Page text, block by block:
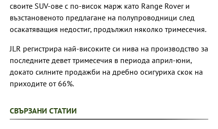
своите SUV-ове с по-висок марж като Range Rover и
възстановеното предлагане на полупроводници след
осакатяващия недостиг, продължил няколко тримесечия.
JLR регистрира най-високите си нива на производство за
последните девет тримесечия в периода април-юни,
докато силните продажби на дребно осигуриха скок на
приходите от 66%.
СВЪРЗАНИ СТАТИИ